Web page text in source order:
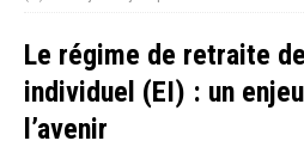
Le régime de retraite
individuel (EI) : un
l’avenir